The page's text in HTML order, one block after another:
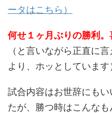
ータはこちら）
何せ１ヶ月ぶりの勝利。
（と言いながら正直に
より、ホッとしています
試合内容はお世辞にも
たが、勝つ時はこんなも